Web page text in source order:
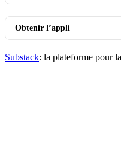
Obtenir l’appli
Substack: la plateforme pour